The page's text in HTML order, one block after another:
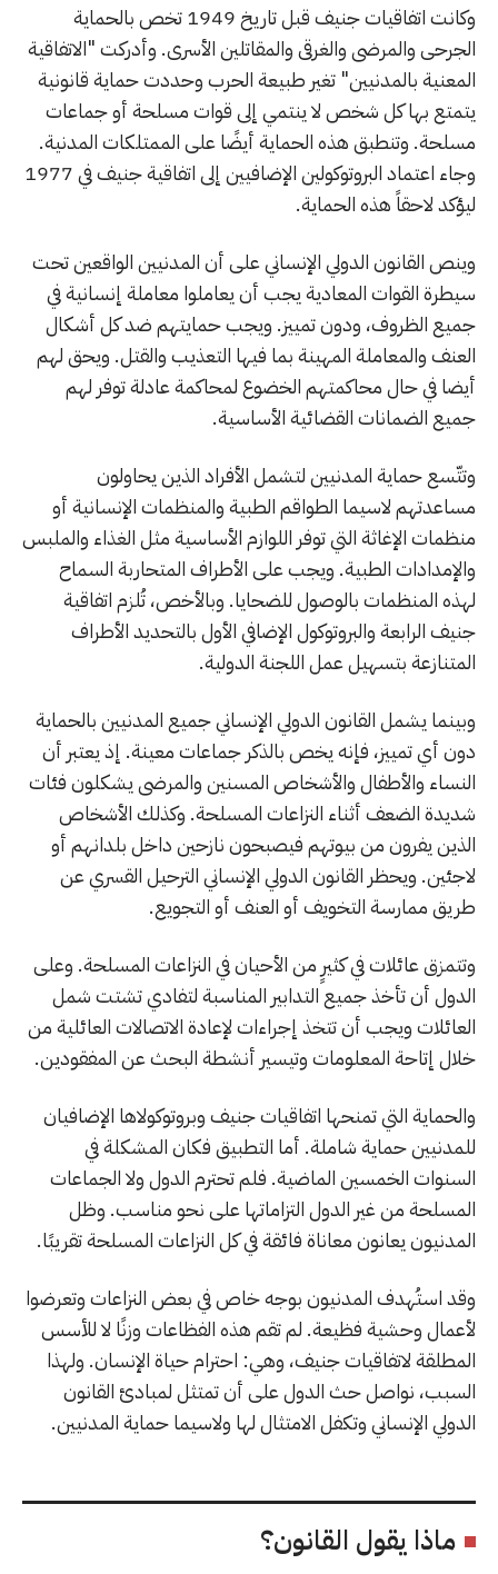
وكانت اتفاقيات جنيف قبل تاريخ 1949 تخص بالحماية
الجرحى والمرضى والغرقى والمقاتلين الأسرى. وأدركت "الاتفاقية
المعنية بالمدنيين" تغير طبيعة الحرب وحددت حماية قانونية
يتمتع بها كل شخص لا ينتمي إلى قوات مسلحة أو جماعات
مسلحة. وتنطبق هذه الحماية أيضًا على الممتلكات المدنية.
وجاء اعتماد البروتوكولين الإضافيين إلى اتفاقية جنيف في 1977
ليؤكد لاحقاً هذه الحماية.
وينص القانون الدولي الإنساني على أن المدنيين الواقعين تحت
سيطرة القوات المعادية يجب أن يعاملوا معاملة إنسانية في
جميع الظروف، ودون تمييز. ويجب حمايتهم ضد كل أشكال
العنف والمعاملة المهينة بما فيها التعذيب والقتل. ويحق لهم
أيضا في حال محاكمتهم الخضوع لمحاكمة عادلة توفر لهم
جميع الضمانات القضائية الأساسية.
وتتّسع حماية المدنيين لتشمل الأفراد الذين يحاولون
مساعدتهم لاسيما الطواقم الطبية والمنظمات الإنسانية أو
منظمات الإغاثة التي توفر اللوازم الأساسية مثل الغذاء والملبس
والإمدادات الطبية. ويجب على الأطراف المتحاربة السماح
لهذه المنظمات بالوصول للضحايا. وبالأخص، تُلزم اتفاقية
جنيف الرابعة والبروتوكول الإضافي الأول بالتحديد الأطراف
المتنازعة بتسهيل عمل اللجنة الدولية.
وبينما يشمل القانون الدولي الإنساني جميع المدنيين بالحماية
دون أي تمييز، فإنه يخص بالذكر جماعات معينة. إذ يعتبر أن
النساء والأطفال والأشخاص المسنين والمرضى يشكلون فئات
شديدة الضعف أثناء النزاعات المسلحة. وكذلك الأشخاص
الذين يفرون من بيوتهم فيصبحون نازحين داخل بلدانهم أو
لاجئين. ويحظر القانون الدولي الإنساني الترحيل القسري عن
طريق ممارسة التخويف أو العنف أو التجويع.
وتتمزق عائلات في كثيرٍ من الأحيان في النزاعات المسلحة. وعلى
الدول أن تأخذ جميع التدابير المناسبة لتفادي تشتت شمل
العائلات ويجب أن تتخذ إجراءات لإعادة الاتصالات العائلية من
خلال إتاحة المعلومات وتيسير أنشطة البحث عن المفقودين.
والحماية التي تمنحها اتفاقيات جنيف وبروتوكولاها الإضافيان
للمدنيين حماية شاملة. أما التطبيق فكان المشكلة في
السنوات الخمسين الماضية. فلم تحترم الدول ولا الجماعات
المسلحة من غير الدول التزاماتها على نحو مناسب. وظل
المدنيون يعانون معاناة فائقة في كل النزاعات المسلحة تقريبًا.
وقد استُهدف المدنيون بوجه خاص في بعض النزاعات وتعرضوا
لأعمال وحشية فظيعة. لم تقم هذه الفظاعات وزنًا لا للأسس
المطلقة لاتفاقيات جنيف، وهي: احترام حياة الإنسان. ولهذا
السبب، نواصل حث الدول على أن تمتثل لمبادئ القانون
الدولي الإنساني وتكفل الامتثال لها ولاسيما حماية المدنيين.
ماذا يقول القانون؟